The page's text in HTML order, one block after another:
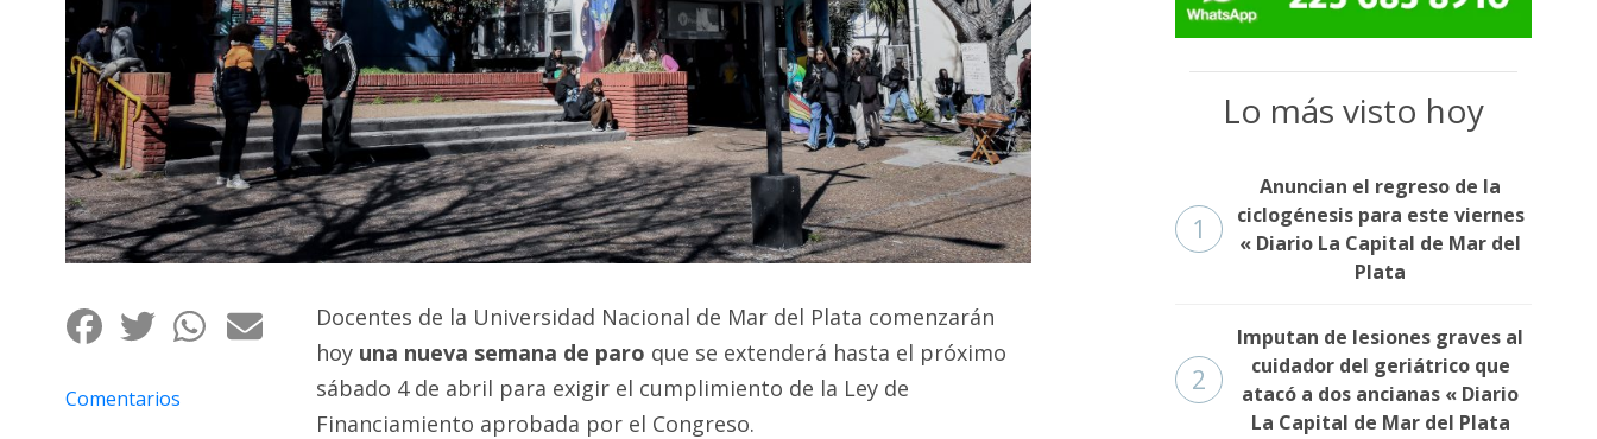
Fotos
Familia
Clasificados
Fúnebres
Comentarios
Docentes de la Universidad Nacional de Mar del Plata comenzarán
hoy una nueva semana de paro que se extenderá hasta el próximo
sábado 4 de abril para exigir el cumplimiento de la Ley de
Financiamiento aprobada por el Congreso.
Lo más visto hoy
1
Anuncian el regreso de la
ciclogénesis para este viernes
« Diario La Capital de Mar del
Plata
2
Imputan de lesiones graves al
cuidador del geriátrico que
atacó a dos ancianas « Diario
La Capital de Mar del Plata